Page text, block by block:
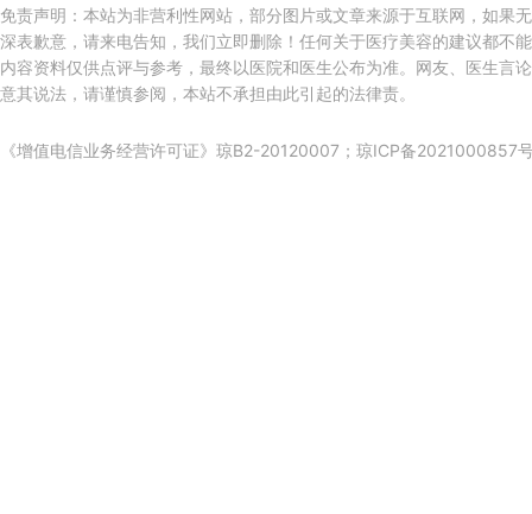
免责声明：本站为非营利性网站，部分图片或文章来源于互联网，如果
深表歉意，请来电告知，我们立即删除！任何关于医疗美容的建议都不
内容资料仅供点评与参考，最终以医院和医生公布为准。网友、医生言
意其说法，请谨慎参阅，本站不承担由此引起的法律责。
《增值电信业务经营许可证》琼B2-20120007； 琼ICP备2021000857